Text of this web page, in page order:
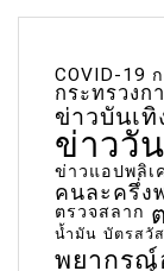
COVID-19
กระทรวงก
ข่าวบันเทิ
ข่าววั
ข่าวแอปพลิเ
คนละครึ่ง
ตรวจสลาก
น้ำมัน บัตรสวั
พยากรณ์